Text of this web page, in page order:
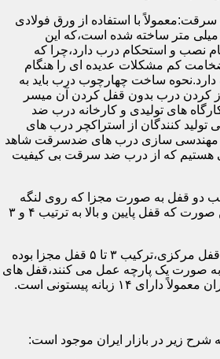
با استفاده از ورق فولادی
ST۳۷ به ضخامت ۱.۵ تا ۲ میلی متر ساخته شده است،که این
نصب و استحکام درب دارد،چرا که
کم مشکلات عدیده ای را هنگام
ساخت چهارچوب درب باید به
کردن درب بدون قفل کردن آن میسر
های تولیدی و کارخانه درب ضد
کنندگان از استراکچر درب های
سازی درب های ضدسرقت شاهد
هستیم که از درب ضد سرقت بی کیفیت
دو قفل به صورت مجزا که روی لنگه
درب نصب می گردد به این صورت که قفل پایین و بالا به ترتیب ۴ و ۳
قفل مولتی پوینت:یا همان قفل مرکزی،ترکیب ۳ تا ۵ قفل مجزا بوده
صورت یک پارچه عمل می کنند،قفل های
۱۴ زبانه پیستونی است.
زیر در بازار ایران موجود است: